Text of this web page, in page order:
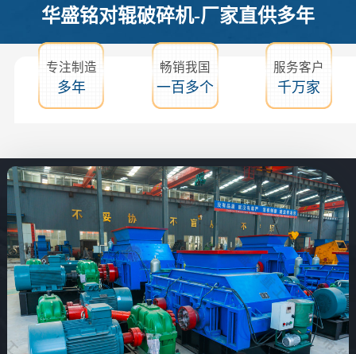
华盛铭对辊破碎机-厂家直供多年
专注制造
多年
畅销我国
一百多个
服务客户
千万家